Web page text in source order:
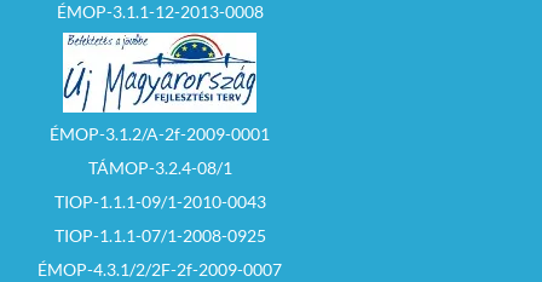
ÉMOP-3.1.1-12-2013-0008
ÉMOP-3.1.2/A-2f-2009-0001
TÁMOP-3.2.4-08/1
TIOP-1.1.1-09/1-2010-0043
TIOP-1.1.1-07/1-2008-0925
ÉMOP-4.3.1/2/2F-2f-2009-0007